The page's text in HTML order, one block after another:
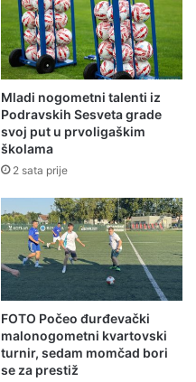
Mladi nogometni talenti iz
Podravskih Sesveta grade
svoj put u prvoligaškim
školama
2 sata prije
FOTO Počeo đurđevački
malonogometni kvartovski
turnir, sedam momčad bori
se za prestiž